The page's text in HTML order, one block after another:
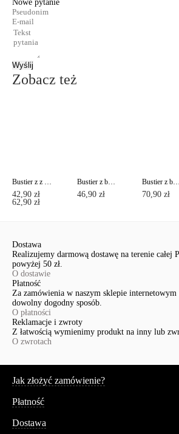
Nowe pytanie
Wyślij
Zobacz też
Bustier z z bawełny premium ENERGY LBE 1291
42,90 zł
62,90 zł
Bustier z bawełny premium ENERGY LBE 1290
46,90 zł
Bustier z bawełny premium ENERGY LBE 1292
70,90 zł
Dostawa
Realizujemy darmową dostawę na terenie całej
powyżej 50 zł.
O dostawie
Płatność
Za zamówienia w naszym sklepie internetowym
dowolny dogodny sposób.
O płatności
Reklamacje i zwroty
Z łatwością wymienimy produkt na inny lub
O zwrotach
Jak złożyć zamówienie?
Płatność
Dostawa